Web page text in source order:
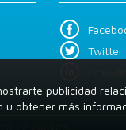
Twitter
publicidad
u obtener más